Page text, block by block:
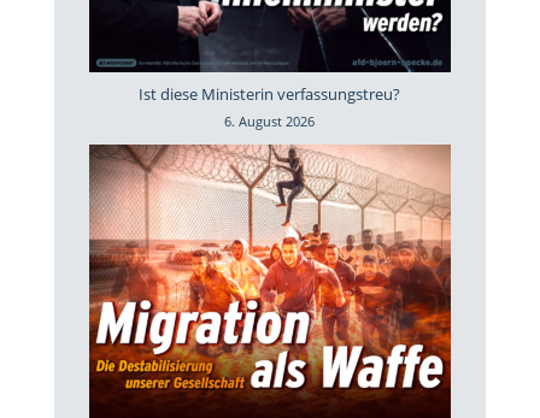
Ist diese Ministerin verfassungstreu?
6. August 2026